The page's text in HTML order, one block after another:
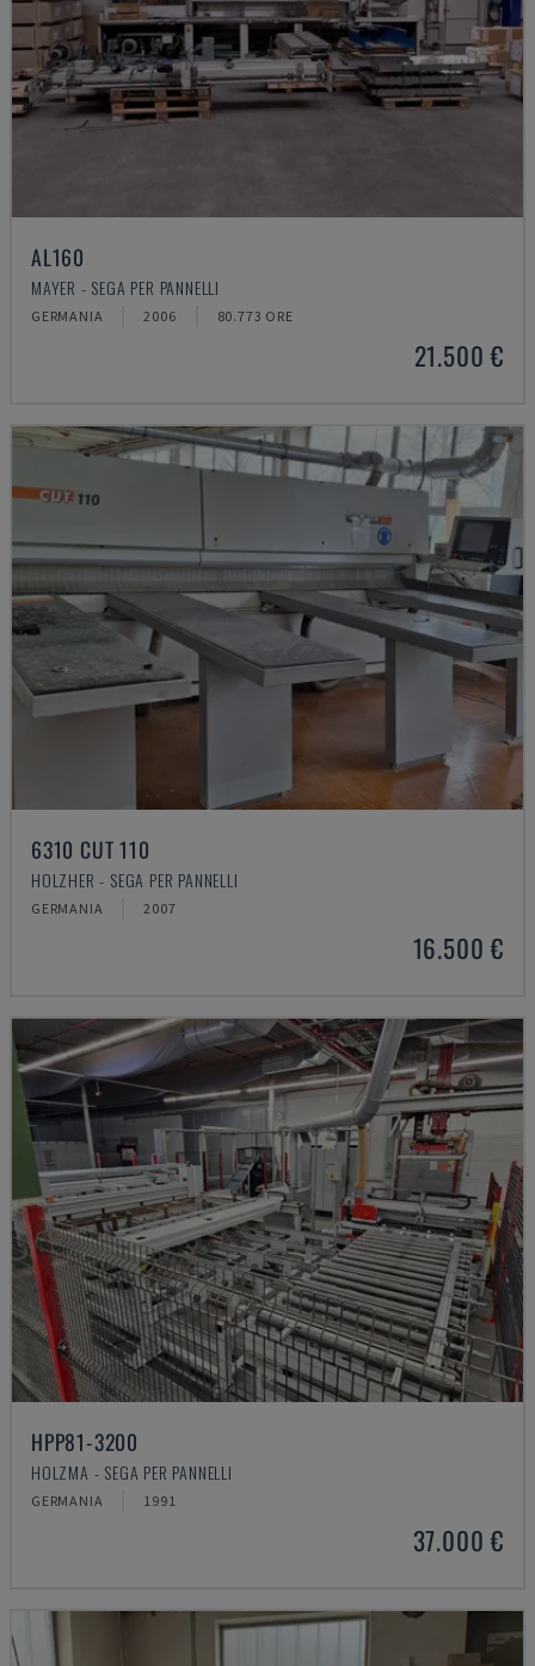
AL160
MAYER - SEGA PER PANNELLI
GERMANIA 2006 80.773 ORE
21.500 €
6310 CUT 110
HOLZHER - SEGA PER PANNELLI
GERMANIA 2007
16.500 €
HPP81-3200
HOLZMA - SEGA PER PANNELLI
GERMANIA 1991
37.000 €